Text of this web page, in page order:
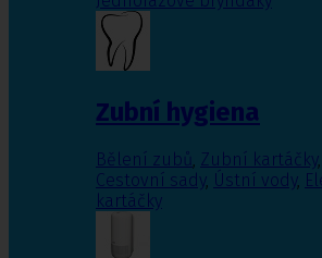
Zubní hygiena
Bělení zubů, Zubní kartáčky,
Cestovní sady, Ústní vody,
kartáčky